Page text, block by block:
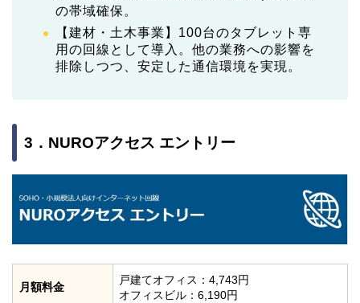
の帯域確保。
【建材・土木事業】100台のタブレット専
用の回線として導入。他の業務への影響を
排除しつつ、安定した通信環境を実現。
3．NUROアクセス エントリー
月額料金
戸建てオフィス：4,743円
オフィスビル：6,190円